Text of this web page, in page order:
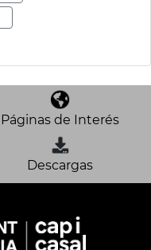
Páginas de Interés
Descargas